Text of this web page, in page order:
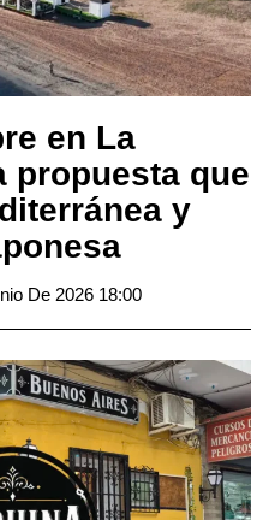
en La
propuesta que
y
De 2026 18:00